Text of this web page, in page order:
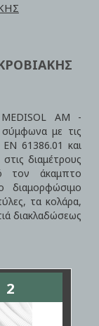
MEDISOL ΑΜ -
σύμφωνα με τις
61386.01 και
διαμέτρους
τον άκαμπτο
τα κολάρα,
διακλαδώσεως
2